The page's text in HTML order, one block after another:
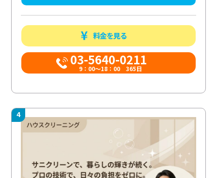
料金を見る
03-5640-0211
9：00～18：00 365日
4